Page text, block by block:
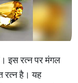
इस रत्न पर मंगल
रत्न है। यह